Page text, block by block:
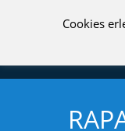
Cookies